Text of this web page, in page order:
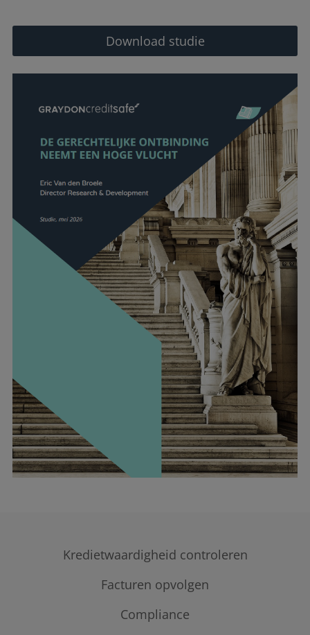
Download studie
Kredietwaardigheid controleren
Kredietrapporten
Credit check
Facturen opvolgen
Betalingsgedrag klanten
Compliance